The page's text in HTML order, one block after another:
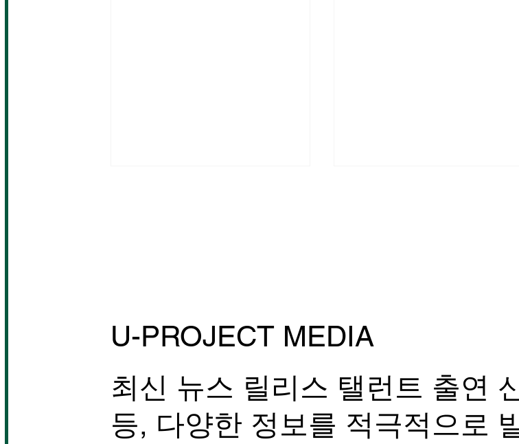
DEEP JEWELS 51에서 이예
지와 맞붙습니다!
야마모토 vs. 신류 마코토>로
확정!
U-PROJECT MEDIA
최신 뉴스 릴리스 탤런트 출연
등, 다양한 정보를 적극적으로